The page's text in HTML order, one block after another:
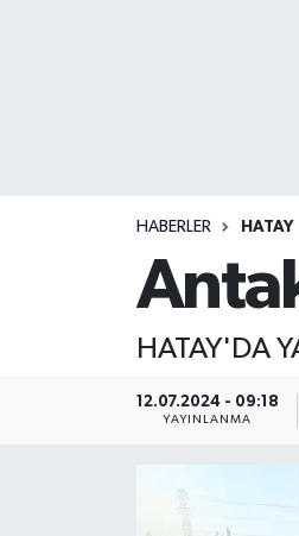
HABERLER HATAY
HATAY'DA
12.07.2024 - 09:18
YAYINLANMA